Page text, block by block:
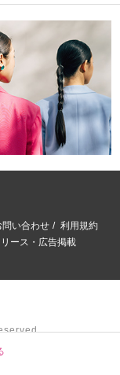
問い合わせ
利用規約
ース・広告掲載